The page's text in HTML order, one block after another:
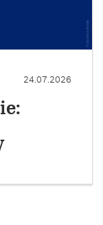
24.07.2026